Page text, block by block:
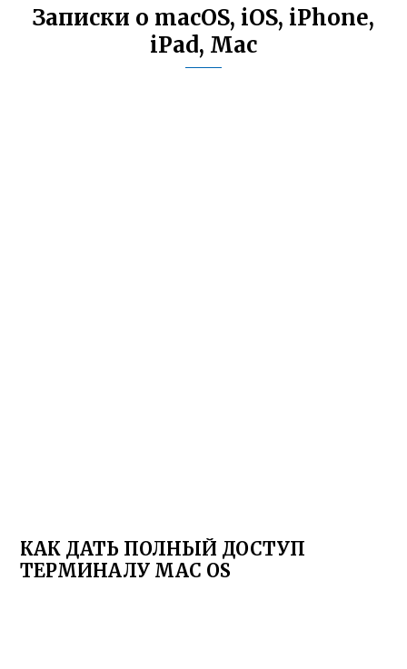
Записки о macOS, iOS, iPhone,
iPad, Mac
КАК ДАТЬ ПОЛНЫЙ ДОСТУП
ТЕРМИНАЛУ MAC OS